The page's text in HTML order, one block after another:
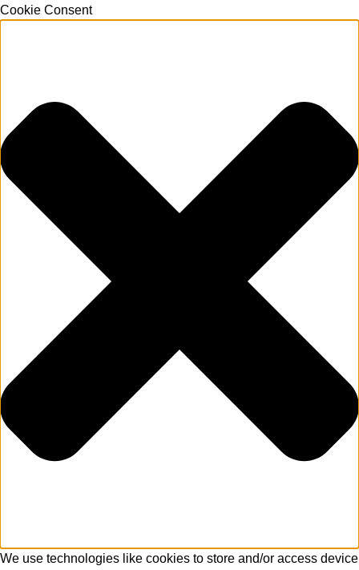
Cookie Consent
We use technologies like cookies to store and/or access device